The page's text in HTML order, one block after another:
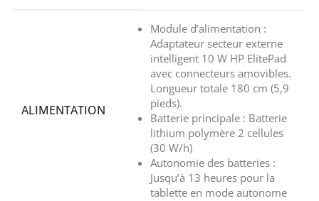
ALIMENTATION
Module d’alimentation :
Adaptateur secteur externe
intelligent 10 W HP ElitePad
avec connecteurs amovibles.
Longueur totale 180 cm (5,9
pieds).
Batterie principale : Batterie
lithium polymère 2 cellules
(30 W/h)
Autonomie des batteries :
Jusqu’à 13 heures pour la
tablette en mode autonome